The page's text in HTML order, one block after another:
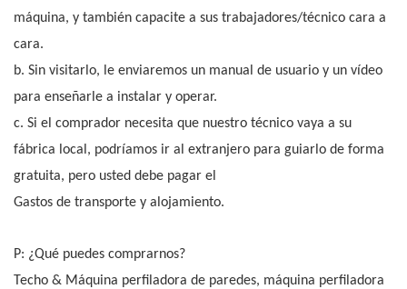
máquina, y también capacite a sus trabajadores/técnico cara a
cara.
b. Sin visitarlo, le enviaremos un manual de usuario y un vídeo
para enseñarle a instalar y operar.
c. Si el comprador necesita que nuestro técnico vaya a su
fábrica local, podríamos ir al extranjero para guiarlo de forma
gratuita, pero usted debe pagar el
Gastos de transporte y alojamiento.
P: ¿Qué puedes comprarnos?
Techo & Máquina perfiladora de paredes, máquina perfiladora